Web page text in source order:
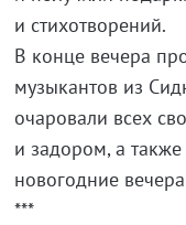
и стихотворений.
В конце вечера
музыкантов из
очаровали всех
и задором, а
новогодние
***